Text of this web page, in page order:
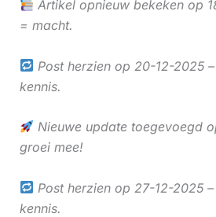
Artikel opnieuw bekeken op
= macht.
Post herzien op 20-12-2025
kennis.
Nieuwe update toegevoegd
groei mee!
Post herzien op 27-12-2025
kennis.